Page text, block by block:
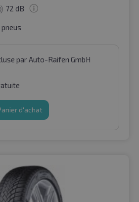
72 dB
par Auto-Raifen GmbH
d'achat